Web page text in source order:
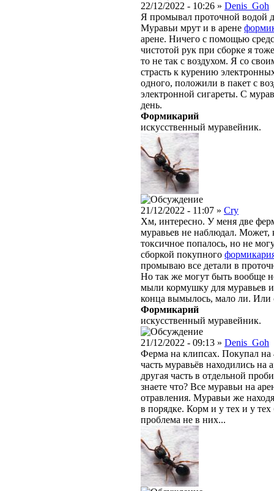
22/12/2022 - 10:26 » Denis_Goh
Я промывал проточной водой
Муравьи мрут и в арене
арене. Ничего с помощью
чистотой рук при сборке я
то не так с воздухом. Я со
страсть к курению
одного, положили в пакет с
электронной сигареты. С
день.
Формикарий
искусственный муравейник.
21/12/2022 - 11:07 » Cry
Хм, интересно. У меня две
муравьев не наблюдал. Может,
токсичное попалось, но не
сборкой покупного
промываю все детали в
Но так же могут быть вообще
мыли кормушку для муравьев
конца вымылось, мало ли. Или
Формикарий
искусственный муравейник.
21/12/2022 - 09:13 » Denis_Goh
Ферма на клипсах. Покупал на
часть муравьёв находились
другая часть в отдельной
знаете что? Все муравьи на
отравления. Муравьи же
в порядке. Корм и у тех и у
проблема не в них...